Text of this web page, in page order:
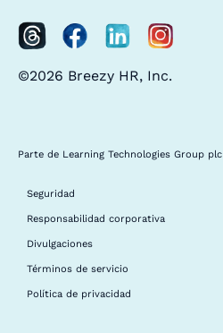
©2026 Breezy HR, Inc.
Parte de Learning Technologies Group plc
Seguridad
Responsabilidad corporativa
Divulgaciones
Términos de servicio
Política de privacidad